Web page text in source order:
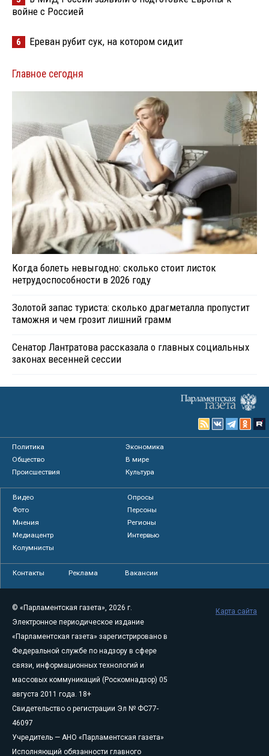
войне с Россией
6 Ереван рубит сук, на котором сидит
Главное сегодня
Когда болеть невыгодно: сколько стоит листок
нетрудоспособности в 2026 году
Золотой запас туриста: сколько драгметалла пропустит
таможня и чем грозит лишний грамм
Сенатор Лантратова рассказала о главных социальных
законах весенней сессии
Политика
Экономика
Общество
В мире
Происшествия
Культура
Видео
Опросы
Фото
Персоны
Мнения
Регионы
Медиацентр
Интервью
Колумнисты
Контакты Реклама Вакансии
© «Парламентская газета», 2026 г.
Электронное периодическое издание
«Парламентская газета» зарегистрировано в
Федеральной службе по надзору в сфере
связи, информационных технологий и
массовых коммуникаций (Роскомнадзор) 05
августа 2011 года. 18+
Свидетельство о регистрации Эл № ФС77-
46097
Учредитель — АНО «Парламентская газета»
Исполняющий обязанности главного
Карта сайта